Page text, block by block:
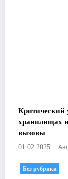
Критический
хранилищах
вызовы
01.02.2025
Без рубрики